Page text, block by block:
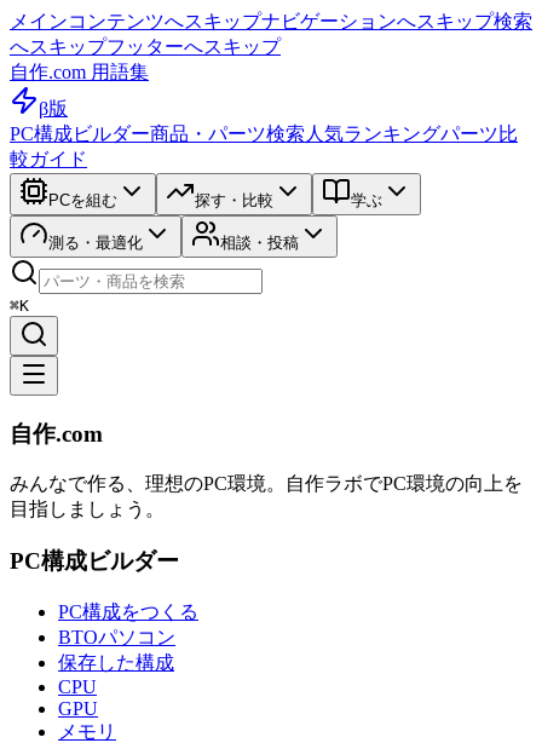
メインコンテンツへスキップナビゲーションへスキップ検索
へスキップフッターへスキップ
自作.com 用語集
β版
PC構成ビルダー商品・パーツ検索 人気ランキングパーツ比
較ガイド
PCを組む 探す・比較 学ぶ
測る・最適化 相談・投稿
⌘K
自作.com
みんなで作る、理想のPC環境。 自作ラボでPC環境の向上を
目指しましょう。
PC構成ビルダー
PC構成をつくる
BTOパソコン
保存した構成
CPU
GPU
メモリ